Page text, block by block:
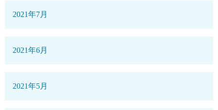
2021年7月
2021年6月
2021年5月